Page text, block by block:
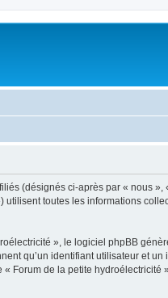
(désignés ci-après par « nous »,
toutes les informations
», le logiciel phpBB
qu’un identifiant utilisateur et
Forum de la petite hydroélectricité